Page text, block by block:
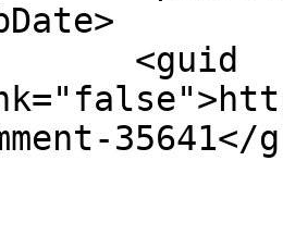
35641</